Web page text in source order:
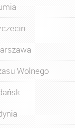
Wolnego